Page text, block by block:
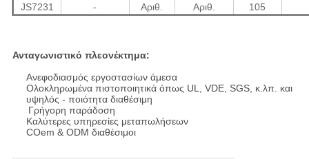
JS7231
- Αριθ. Αριθ. 105
Ανταγωνιστικό πλεονέκτημα:
Ανεφοδιασμός εργοστασίων άμεσα
Ολοκληρωμένα πιστοποιητικά όπως UL, VDE, SGS, κ.λπ. και
υψηλός - ποιότητα διαθέσιμη
Γρήγορη παράδοση
Καλύτερες υπηρεσίες μεταπωλήσεων
COem & ODM διαθέσιμοι